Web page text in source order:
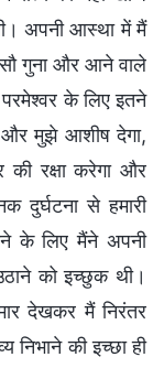
अपनी आस्था में मैं
गुना और आने वाले
के लिए इतने
और मुझे आशीष देगा,
की रक्षा करेगा और
दुर्घटना से हमारी
के लिए मैंने अपनी
को इच्छुक थी।
देखकर मैं निरंतर
निभाने की इच्छा ही